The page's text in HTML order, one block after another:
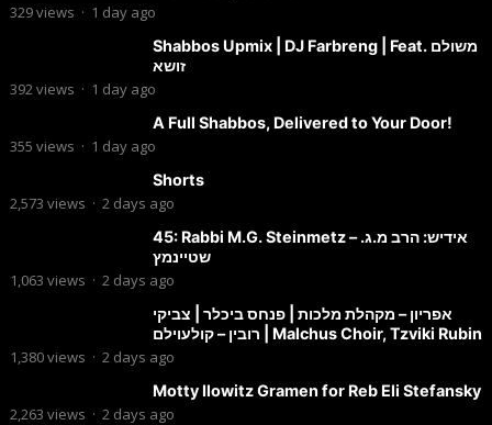
329views · 1 day ago
Shabbos Upmix | DJ Farbreng | Feat. משולם
זושא
392views · 1 day ago
A Full Shabbos, Delivered to Your Door!
355 views · 1 day ago
Shorts
2,573 views · 2 days ago
45: Rabbi M.G. Steinmetz – אידיש: הרב מ.ג.
שטיינמץ
1,063 views · 2 days ago
אפריון – מקהלת מלכות | פנחס ביכלר | צביקי
רובין – קולעוילם | Malchus Choir, Tzviki Rubin
1,380views · 2 days ago
Motty Ilowitz Gramen for Reb Eli Stefansky
2,263 views · 2 days ago